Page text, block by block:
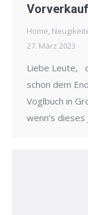
Home,
27. März 2023
Liebe Leute,
schon dem
Voglbuch in
wenn’s